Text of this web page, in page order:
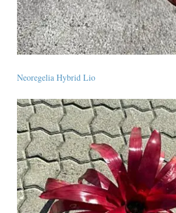
Neoregelia Hybrid Lio